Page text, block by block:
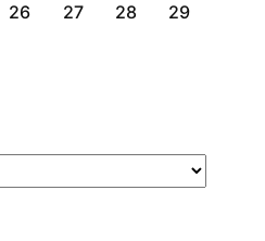
26 27 28
29